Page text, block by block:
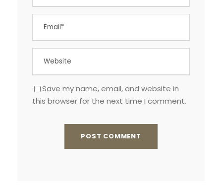
Save my name, email, and website in
this browser for the next time I comment.